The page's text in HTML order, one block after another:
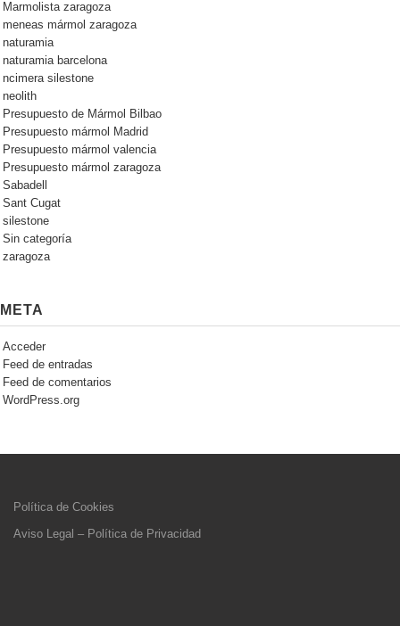
Marmolista zaragoza
meneas mármol zaragoza
naturamia
naturamia barcelona
ncimera silestone
neolith
Presupuesto de Mármol Bilbao
Presupuesto mármol Madrid
Presupuesto mármol valencia
Presupuesto mármol zaragoza
Sabadell
Sant Cugat
silestone
Sin categoría
zaragoza
META
Acceder
Feed de entradas
Feed de comentarios
WordPress.org
Política de Cookies
Aviso Legal – Política de Privacidad